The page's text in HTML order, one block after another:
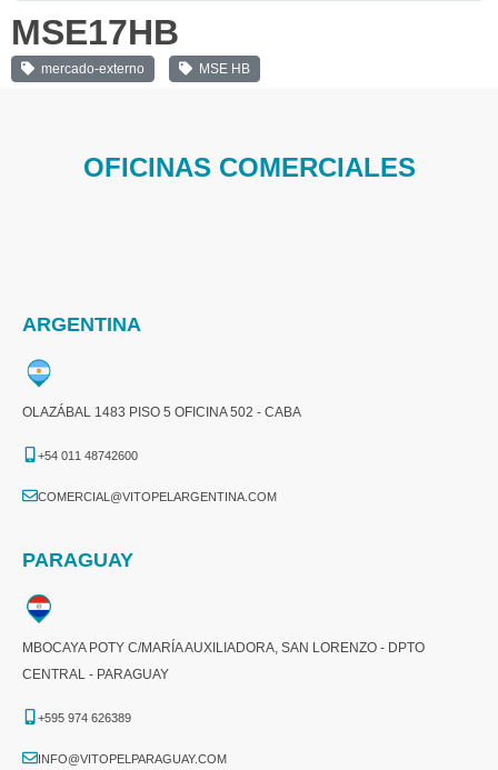
MSE17HB
mercado-externo MSE HB
OFICINAS COMERCIALES
ARGENTINA
OLAZÁBAL 1483 PISO 5 OFICINA 502 - CABA
+54 011 48742600​
COMERCIAL@VITOPELARGENTINA.COM​
PARAGUAY
MBOCAYA POTY C/MARÍA AUXILIADORA, SAN LORENZO - DPTO
CENTRAL - PARAGUAY
+595 974 626389
INFO@VITOPELPARAGUAY.COM